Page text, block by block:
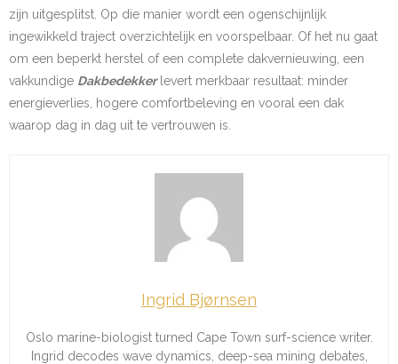
zijn uitgesplitst. Op die manier wordt een ogenschijnlijk
ingewikkeld traject overzichtelijk en voorspelbaar. Of het nu gaat
om een beperkt herstel of een complete dakvernieuwing, een
vakkundige Dakbedekkerlevert merkbaar resultaat: minder
energieverlies, hogere comfortbeleving en vooral een dak
waarop dag in dag uit te vertrouwen is.
Ingrid Bjørnsen
Oslo marine-biologist turned Cape Town surf-science writer.
Ingrid decodes wave dynamics, deep-sea mining debates,